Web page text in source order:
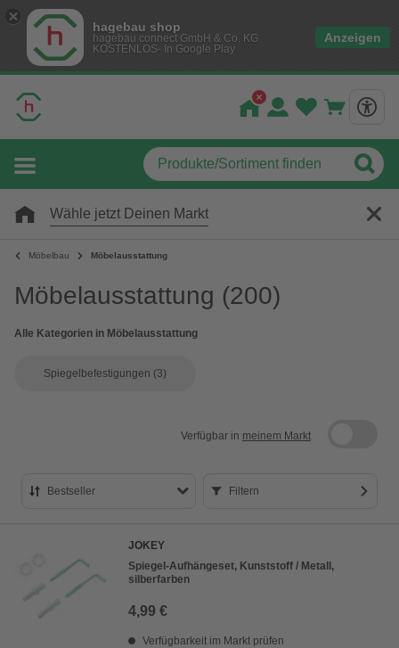
hagebau shop
hagebau connect GmbH & Co. KG
KOSTENLOS- In Google Play
Anzeigen
Wähle jetzt Deinen Markt
Möbelbau Möbelausstattung
Möbelausstattung (200)
Alle Kategorien in Möbelausstattung
Spiegelbefestigungen (3)
Verfügbar in meinem Markt
Bestseller
Preis aufsteigend
Preis absteigend
Filtern
JOKEY
Spiegel-Aufhängeset, Kunststoff / Metall,
silberfarben
4,99 €
Verfügbarkeit im Markt prüfen